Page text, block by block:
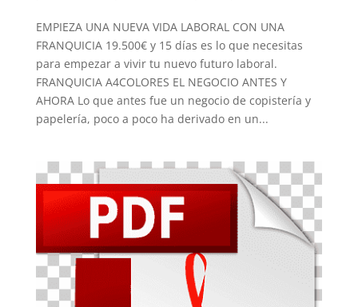
EMPIEZA UNA NUEVA VIDA LABORAL CON UNA
FRANQUICIA 19.500€ y 15 días es lo que necesitas
para empezar a vivir tu nuevo futuro laboral.
FRANQUICIA A4COLORES EL NEGOCIO ANTES Y
AHORA Lo que antes fue un negocio de copistería y
papelería, poco a poco ha derivado en un...